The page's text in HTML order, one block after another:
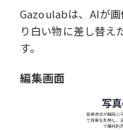
Gazoulabは、AIが
り白い物に差し替え
す。
編集画面